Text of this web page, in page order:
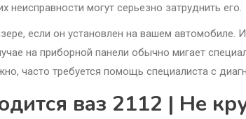
неисправности могут серьезно затруднить его.
если он установлен на вашем автомобиле.
на приборной панели обычно мигает
часто требуется помощь специалиста с
ваз 2112 | Не